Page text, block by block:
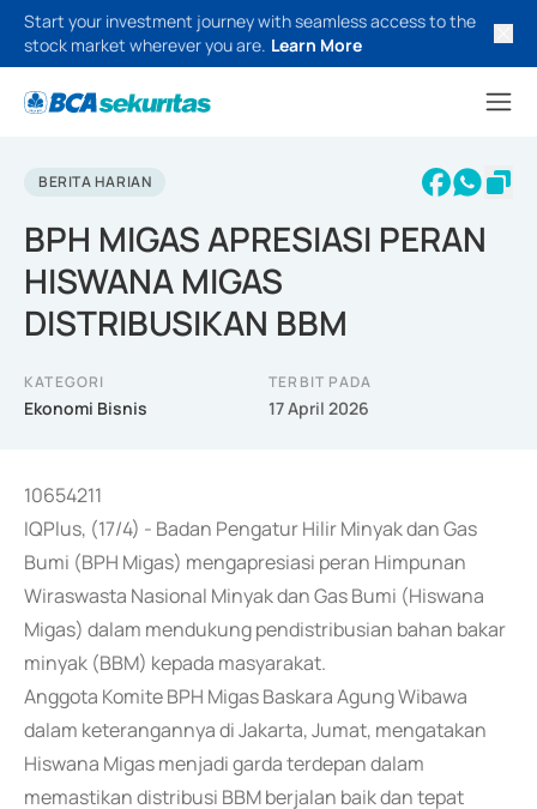
Start your investment journey with seamless access to the
stock market wherever you are. Learn More
BERITA HARIAN
BPH MIGAS APRESIASI PERAN
HISWANA MIGAS
DISTRIBUSIKAN BBM
KATEGORI
Ekonomi Bisnis
TERBIT PADA
17 April 2026
10654211
IQPlus, (17/4) - Badan Pengatur Hilir Minyak dan Gas
Bumi (BPH Migas) mengapresiasi peran Himpunan
Wiraswasta Nasional Minyak dan Gas Bumi (Hiswana
Migas) dalam mendukung pendistribusian bahan bakar
minyak (BBM) kepada masyarakat.
Anggota Komite BPH Migas Baskara Agung Wibawa
dalam keterangannya di Jakarta, Jumat, mengatakan
Hiswana Migas menjadi garda terdepan dalam
memastikan distribusi BBM berjalan baik dan tepat